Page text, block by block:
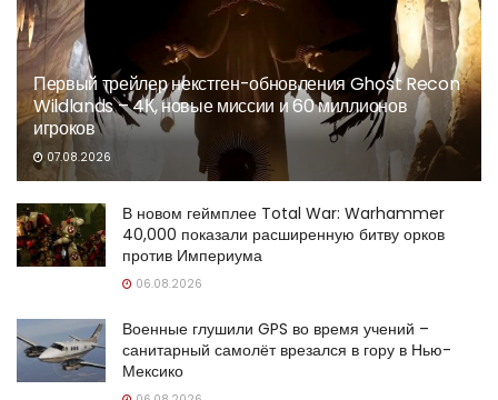
Первый трейлер некстген-обновления Ghost Recon
Wildlands – 4К, новые миссии и 60 миллионов
игроков
07.08.2026
В новом геймплее Total War: Warhammer
40,000 показали расширенную битву орков
против Империума
06.08.2026
Военные глушили GPS во время учений –
санитарный самолёт врезался в гору в Нью-
Мексико